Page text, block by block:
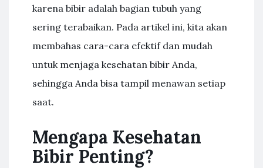
karena bibir adalah bagian tubuh yang
sering terabaikan. Pada artikel ini, kita akan
membahas cara-cara efektif dan mudah
untuk menjaga kesehatan bibir Anda,
sehingga Anda bisa tampil menawan setiap
saat.
Mengapa Kesehatan
Bibir Penting?